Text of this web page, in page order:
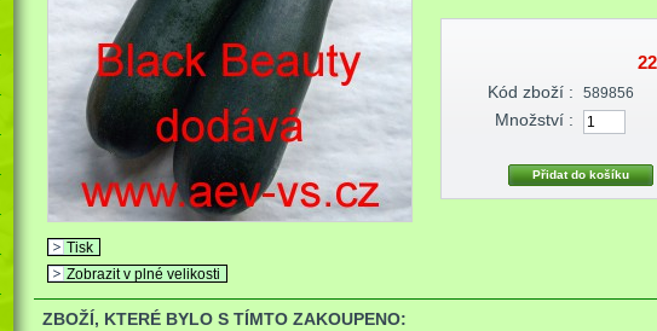
Tisk
Zobrazit v plné velikosti
Kód zboží : 589856
Množství :
ZBOŽÍ, KTERÉ BYLO S TÍMTO ZAKOUPENO: